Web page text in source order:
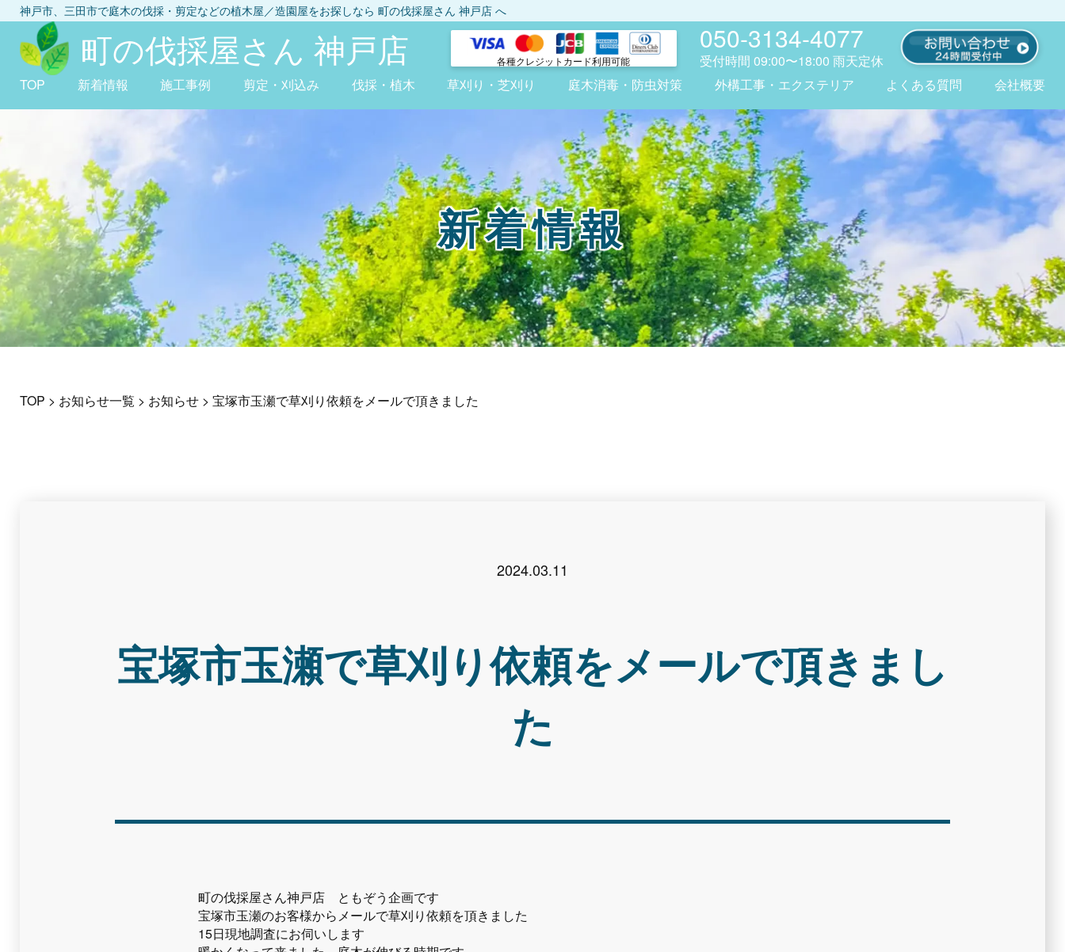
神戸市、三田市で庭木の伐採・剪定などの植木屋／造園屋をお探しなら 町の伐採屋さん 神戸店 へ
町の伐採屋さん 神戸店 各種クレジット カード利用可能
050-3134-4077
受付時間09:00〜18:00 雨天定休
TOP
新着情報 施工事例 剪定・刈込み 伐採・植木 草刈り・芝刈り 庭木消毒・防虫対策 外構工事・エクステリア よくある質問 会社概要
新着情報
TOP > お知らせ一覧 > お知らせ > 宝塚市玉瀬で草刈り依頼をメールで頂きました
2024.03.11
宝塚市玉瀬で草刈り依頼をメールで頂きまし
た
町の伐採屋さん神戸店 ともぞう企画です
宝塚市玉瀬のお客様からメールで草刈り依頼を頂きました
15日現地調査にお伺いします